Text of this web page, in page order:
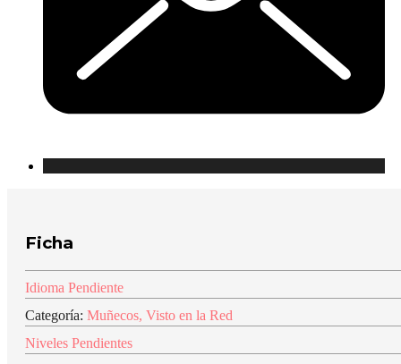
Ficha
Idioma Pendiente
Categoría: Muñecos, Visto en la Red
Niveles Pendientes